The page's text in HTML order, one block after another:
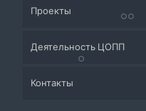
Проекты
Приёмная кампания
Система СПО
Деятельность ЦОПП
Банк партнеров
Контакты